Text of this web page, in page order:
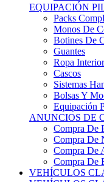
Packs
Monos De
Botines De
Guantes
Ropa Interior
Cascos
Sistemas Hans
Bolsas Y
Equipación
ANUNCIOS DE
Compra De
Compra De
Compra De
Compra De
VEHÍCULOS
VEHÍCULOS
Clásicos De